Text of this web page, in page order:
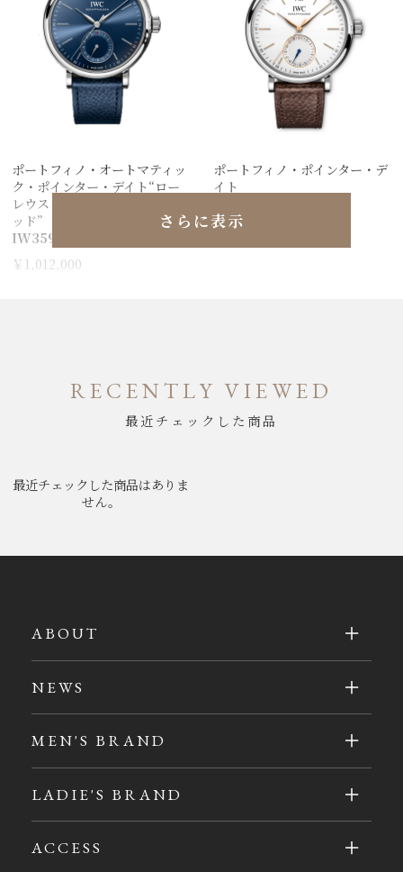
ポートフィノ・オートマティッ
ク・ポインター・デイト“ロー
レウス・スポーツ・フォー・グ
ッド”
IW359202
￥1,012,000
ポートフィノ・ポインター・デ
イト
￥918,500
さらに表示
RECENTLY VIEWED
最近チェックした商品
最近チェックした商品はありま
せん。
ABOUT
NEWS
MEN'S BRAND
LADIE'S BRAND
ACCESS